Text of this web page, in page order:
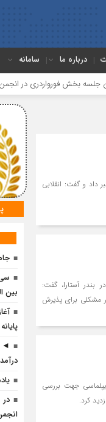
درباره ما سامانه
در انجمن ایران
خبر داد و گفت: انقلابی
بندر آستارا، گفت:
مشکلی برای پذیرش
جهت بررسی
کرد.
بین
◄